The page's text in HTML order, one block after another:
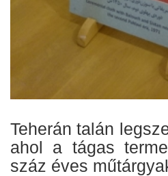
Teherán talán
ahol a tágas
száz éves